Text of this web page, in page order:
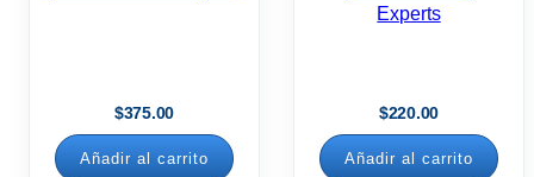
$375.00
Añadir al carrito
Experts
$220.00
Añadir al carrito